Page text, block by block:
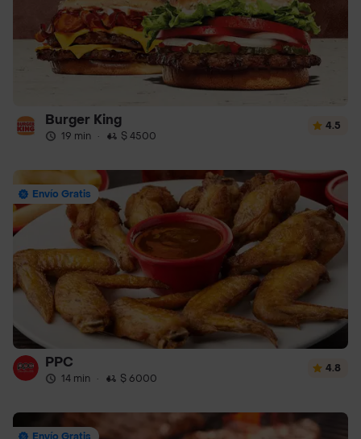
Burger King
19 min · $ 4500
4.5
Envío Gratis
PPC
14 min · $ 6000
4.8